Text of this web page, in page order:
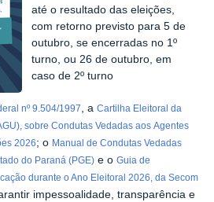
até o resultado das eleições,
com retorno previsto para 5 de
outubro, se encerradas no 1º
turno, ou 26 de outubro, em
caso de 2º turno
nº 9.504/1997, a Cartilha Eleitoral da
sobre Condutas Vedadas aos Agentes
2026; o Manual de Condutas Vedadas
do Paraná (PGE) e o Guia de
durante o Ano Eleitoral 2026, da Secom
impessoalidade, transparência e